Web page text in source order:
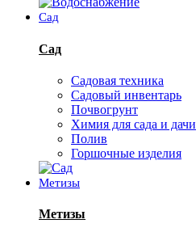
Сад
Сад
Садовая техника
Садовый инвентарь
Почвогрунт
Химия для сада и дачи
Полив
Горшочные изделия
Метизы
Метизы